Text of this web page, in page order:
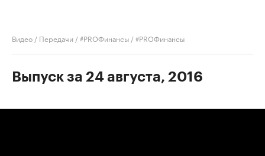
Видео / Передачи /#PROФинансы /#PROФинансы
Выпуск за 24 августа, 2016